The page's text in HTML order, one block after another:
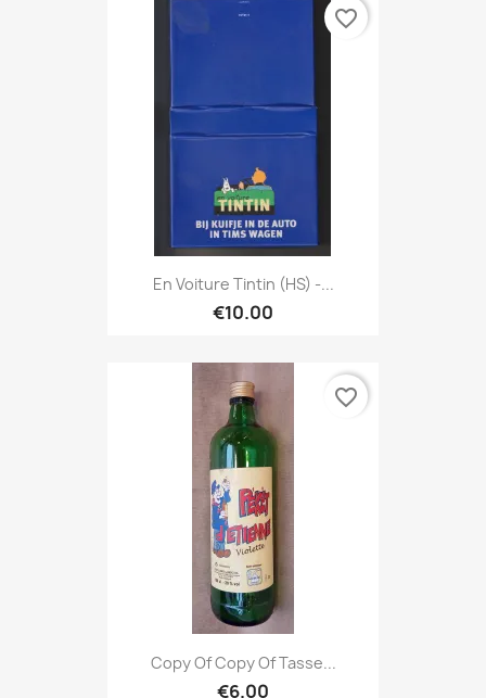
En Voiture Tintin (HS) -...
€10.00
favorite_border
Copy Of Copy Of Tasse...
€6.00
favorite_border